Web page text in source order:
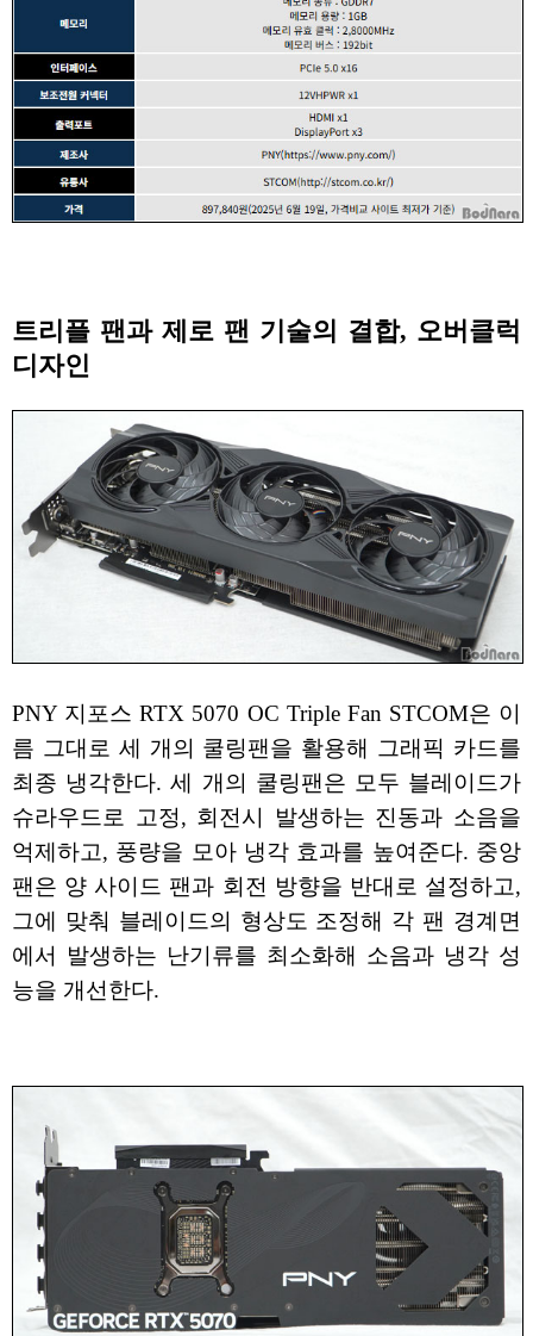
트리플 팬과 제로 팬 기술의 결합, 오버클럭
디자인
PNY 지포스 RTX 5070 OC Triple Fan STCOM은 이
름 그대로 세 개의 쿨링팬을 활용해 그래픽 카드를
최종 냉각한다. 세 개의 쿨링팬은 모두 블레이드가
슈라우드로 고정, 회전시 발생하는 진동과 소음을
억제하고, 풍량을 모아 냉각 효과를 높여준다. 중앙
팬은 양 사이드 팬과 회전 방향을 반대로 설정하고,
그에 맞춰 블레이드의 형상도 조정해 각 팬 경계면
에서 발생하는 난기류를 최소화해 소음과 냉각 성
능을 개선한다.